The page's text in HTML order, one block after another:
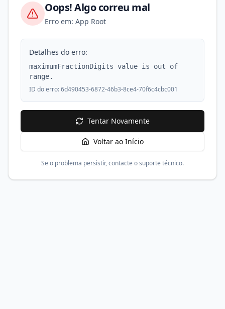
Oops! Algo correu mal
Erro em: App Root
Detalhes do erro:
maximumFractionDigits value is out of
range.
ID do erro:6d490453-6872-46b3-8ce4-70f6c4cbc001
Tentar Novamente
Voltar ao Início
Se o problema persistir, contacte o suporte técnico.